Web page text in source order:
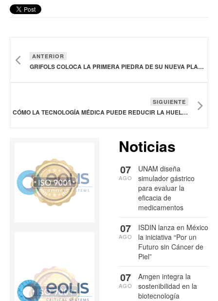
ANTERIOR
GRIFOLS COLOCA LA PRIMERA PIEDRA DE SU NUEVA PLANTA DE PRODUCCIÓN EN ESPAÑA
SIGUIENTE
CÓMO LA TECNOLOGÍA MÉDICA PUEDE REDUCIR LA HUELLA AMBIENTAL DEL SECTOR
Noticias
UNAM diseña
simulador gástrico
para evaluar la
eficacia de
medicamentos
07
AGO
ISDIN lanza en México
la iniciativa “Por un
Futuro sin Cáncer de
Piel”
07
AGO
Amgen integra la
sostenibilidad en la
biotecnología
07
AGO